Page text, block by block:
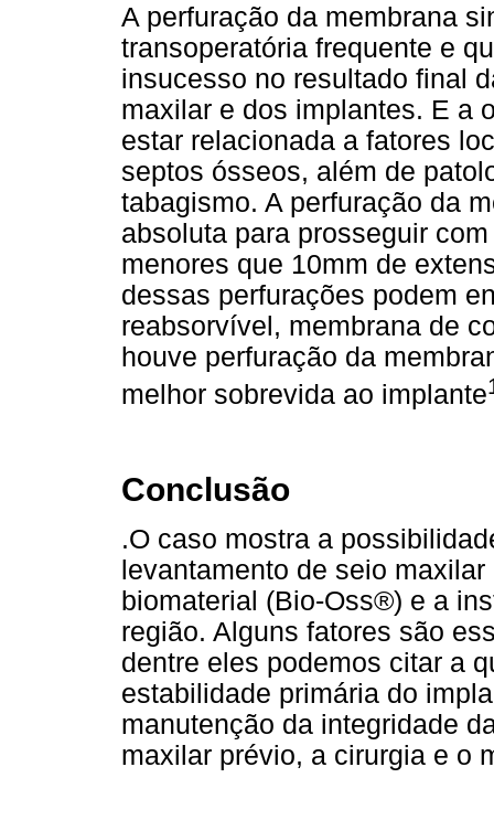
A perfuração da membrana
transoperatória frequente e
insucesso no resultado final
maxilar e dos implantes. E a
estar relacionada a fatores
septos ósseos, além de
tabagismo. A perfuração da
absoluta para prosseguir
menores que 10mm de
dessas perfurações podem
reabsorvível, membrana de
houve perfuração da
melhor sobrevida ao implante
Conclusão
.O caso mostra a
levantamento de seio
biomaterial (Bio-Oss®) e a
região. Alguns fatores são
dentre eles podemos citar a
estabilidade primária do
manutenção da integridade
maxilar prévio, a cirurgia e o